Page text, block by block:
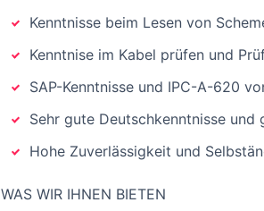
Kenntnisse beim Lesen von
Kenntnise im Kabel prüfen und
SAP-Kenntnisse und IPC-A-620
Sehr gute Deutschkenntnisse und
Hohe Zuverlässigkeit und
WAS WIR IHNEN BIETEN